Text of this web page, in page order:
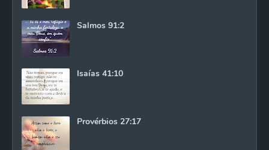
Salmos 91:2
Isaías 41:10
Provérbios 27:17